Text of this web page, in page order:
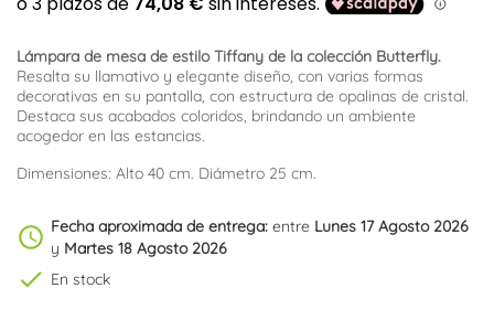
Lámpara de mesa de estilo Tiffany de la colección Butterfly.
Resalta su llamativo y elegante diseño, con varias formas
decorativas en su pantalla, con estructura de opalinas de cristal.
Destaca sus acabados coloridos, brindando un ambiente
acogedor en las estancias.
Dimensiones: Alto 40 cm. Diámetro 25 cm.
schedule Fecha aproximada de entrega: entre Lunes 17 Agosto 2026
y Martes 18 Agosto 2026
check En stock